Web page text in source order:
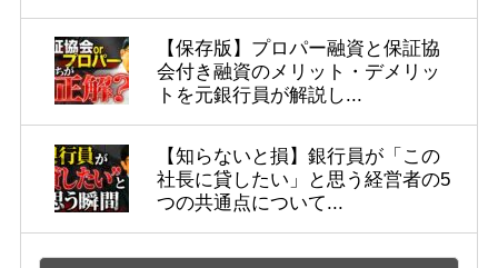
【保存版】プロパー融資と保証協
会付き融資のメリット・デメリッ
トを元銀行員が解説し...
【知らないと損】銀行員が「この
社長に貸したい」と思う経営者の5
つの共通点について...